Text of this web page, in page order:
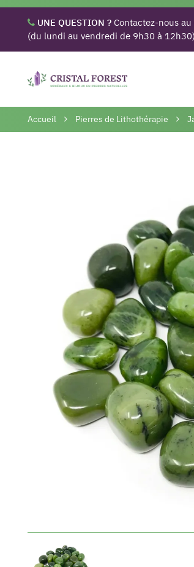
UNE QUESTION ? Contactez-nous au
(du lundi au vendredi de 9h30 à 12h30)
Accueil Pierres de Lithothérapie